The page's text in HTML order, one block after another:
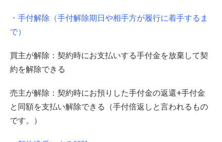
・手付解除（手付解除期日や相手方が履行に着手するま
で）
買主が解除：契約時にお支払いする手付金を放棄して契
約を解除できる
売主が解除：契約時にお預りした手付金の返還+手付金
と同額を支払い解除できる（手付倍返しと言われるもの
です。）